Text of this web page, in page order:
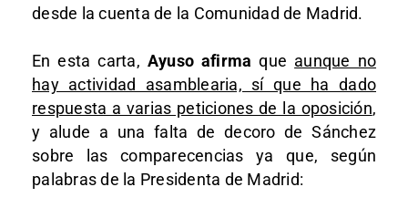
desde la cuenta de la Comunidad de Madrid.
En esta carta, Ayuso afirma que aunque no
hay actividad asamblearia, sí que ha dado
respuesta a varias peticiones de la oposición,
y alude a una falta de decoro de Sánchez
sobre las comparecencias ya que, según
palabras de la Presidenta de Madrid: